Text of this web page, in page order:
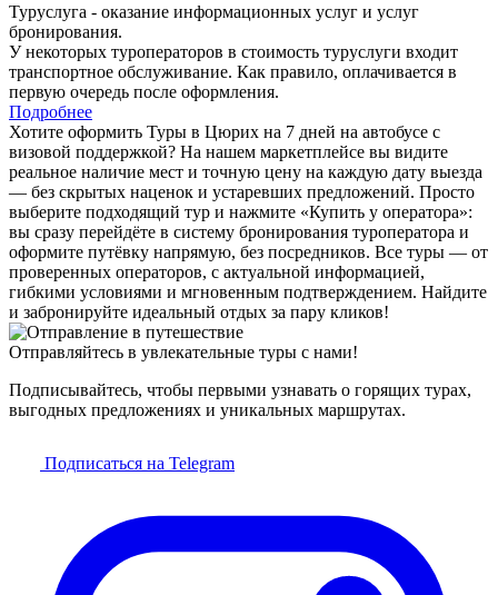
Туруслуга - оказание информационных услуг и услуг
бронирования.
У некоторых туроператоров в стоимость туруслуги входит
транспортное обслуживание. Как правило, оплачивается в
первую очередь после оформления.
Подробнее
Хотите оформить Туры в Цюрих на 7 дней на автобусе с
визовой поддержкой? На нашем маркетплейсе вы видите
реальное наличие мест и точную цену на каждую дату выезда
— без скрытых наценок и устаревших предложений. Просто
выберите подходящий тур и нажмите «Купить у оператора»:
вы сразу перейдёте в систему бронирования туроператора и
оформите путёвку напрямую, без посредников. Все туры — от
проверенных операторов, с актуальной информацией,
гибкими условиями и мгновенным подтверждением. Найдите
и забронируйте идеальный отдых за пару кликов!
Отправляйтесь в увлекательные туры с нами!
Подписывайтесь, чтобы первыми узнавать о горящих турах,
выгодных предложениях и уникальных маршрутах.
Подписаться на Telegram